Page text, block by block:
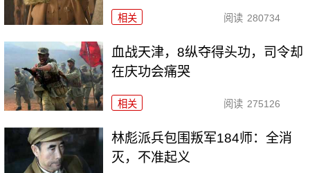
相关 阅读 280734
血战天津，8纵夺得头功，司令却
在庆功会痛哭
相关 阅读 275126
林彪派兵包围叛军184师：全消
灭，不准起义